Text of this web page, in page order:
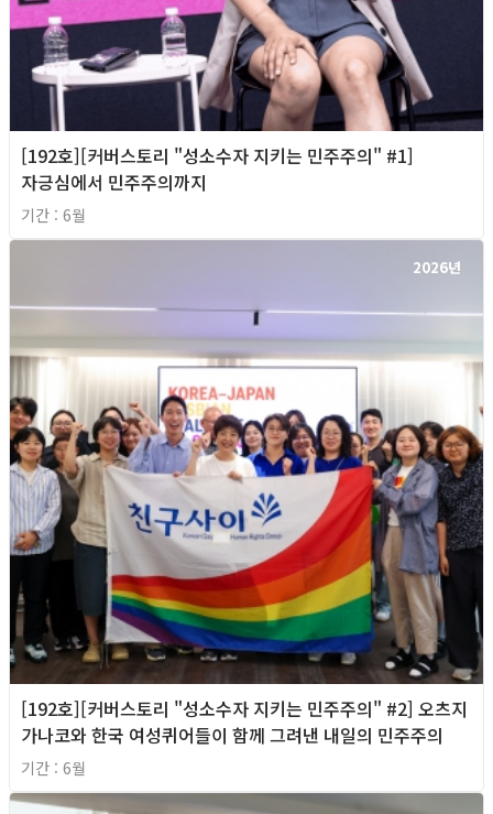
[192호][커버스토리 "성소수자 지키는 민주주의" #1]
자긍심에서 민주주의까지
기간 : 6월
2026년
[192호][커버스토리 "성소수자 지키는 민주주의" #2] 오츠지
가나코와 한국 여성퀴어들이 함께 그려낸 내일의 민주주의
기간 : 6월